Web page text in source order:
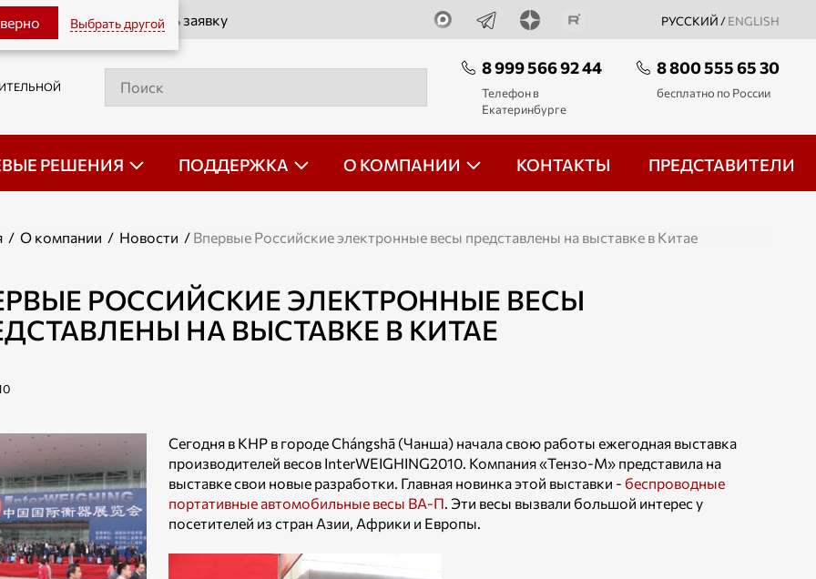
Выбрать другой РУССКИЙ / ENGLISH
Оставить заявку
8 999 566 92 44
Телефон в
Екатеринбурге
8 800 555 65 30
бесплатно по России
РЕШЕНИЯ ПОДДЕРЖКА О КОМПАНИИ КОНТАКТЫ ПРЕДСТАВИТЕЛИ
/ О компании / Новости / Впервые Российские электронные весы представлены на выставке в Китае
РОССИЙСКИЕ ЭЛЕКТРОННЫЕ ВЕСЫ
НА ВЫСТАВКЕ В КИТАЕ
Сегодня в КНР в городе Chángshā (Чанша) начала свою работы ежегодная выставка
производителей весов InterWEIGHING2010. Компания «Тензо-М» представила на
выставке свои новые разработки. Главная новинка этой выставки - беспроводные
портативные автомобильные весы ВА-П. Эти весы вызвали большой интерес у
посетителей из стран Азии, Африки и Европы.